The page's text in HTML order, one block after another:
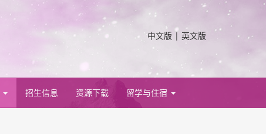
中文版 | 英文版
招生信息 资源下载 留学与住宿